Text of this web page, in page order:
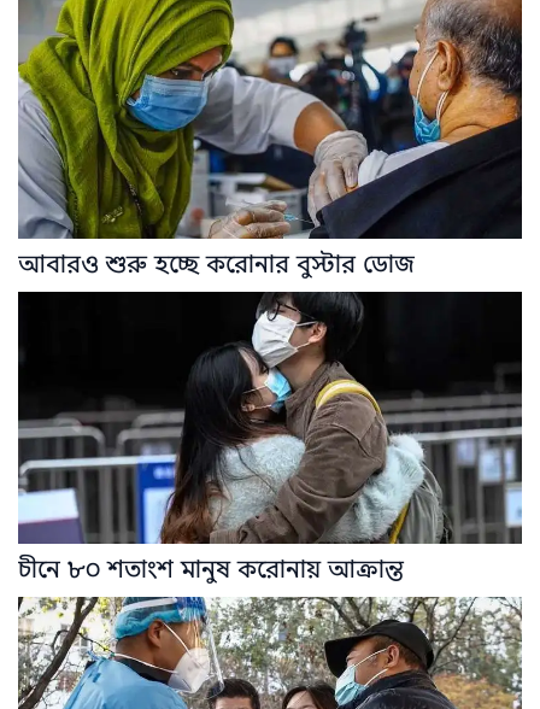
আবারও শুরু হচ্ছে করোনার বুস্টার ডোজ
চীনে ৮০ শতাংশ মানুষ করোনায় আক্রান্ত